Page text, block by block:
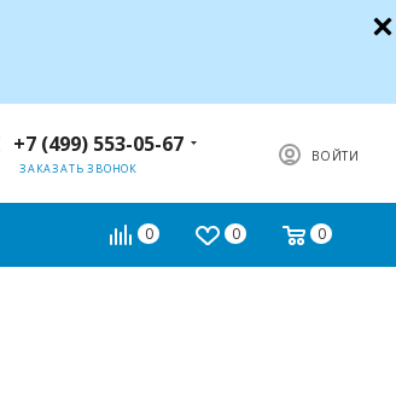
ВОЙТИ
+7 (499) 553-05-67
ЗАКАЗАТЬ ЗВОНОК
0 0 0